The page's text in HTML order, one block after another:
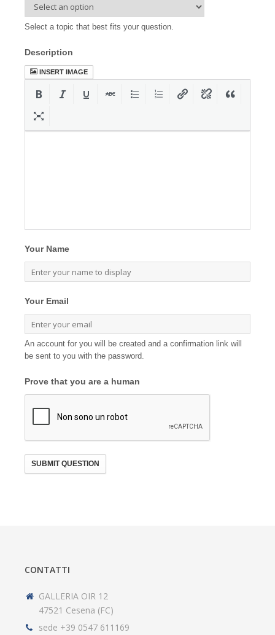
Select a topic that best fits your question.
Description
INSERT IMAGE
Your Name
Your Email
An account for you will be created and a confirmation link will
be sent to you with the password.
Prove that you are a human
SUBMIT QUESTION
CONTATTI
GALLERIA OIR 12
47521 Cesena (FC)
sede +39 0547 611169